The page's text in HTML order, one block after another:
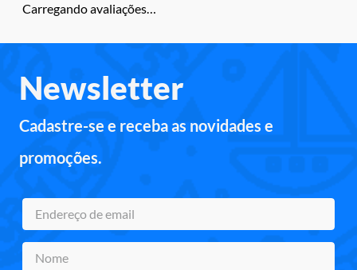
Carregando avaliações…
Newsletter
Cadastre-se e receba as novidades e
promoções.